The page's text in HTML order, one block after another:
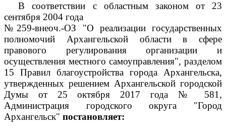
В соответствии с областным законом от 23
сентября 2004 года
№259-внеоч.-ОЗ "О реализации государственных
полномочий Архангельской области в сфере
правового регулирования организации и
осуществления местного самоуправления", разделом
15 Правил благоустройства города Архангельска,
утвержденных решением Архангельской городской
Думы от 25 октября 2017 года № 581,
Администрация городского округа "Город
Архангельск" постановляет: